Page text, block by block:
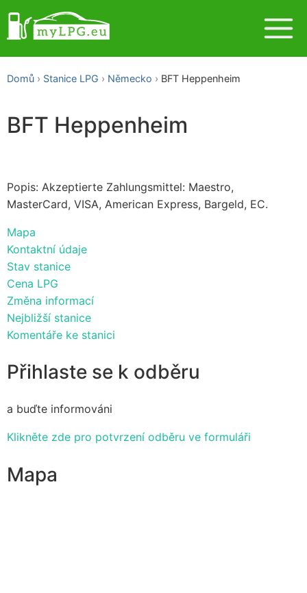
Domů Stanice LPG Německo BFT Heppenheim
BFT Heppenheim
Popis: Akzeptierte Zahlungsmittel: Maestro,
MasterCard, VISA, American Express, Bargeld, EC.
Mapa
Kontaktní údaje
Stav stanice
Cena LPG
Změna informací
Nejbližší stanice
Komentáře ke stanici
Přihlaste se k odběru
a buďte informováni
Klikněte zde pro potvrzení odběru ve formuláři
Mapa